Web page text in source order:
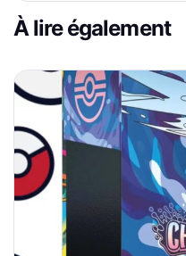
À lire également